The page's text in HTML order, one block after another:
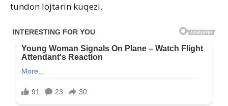
tundon lojtarin kuqezi.